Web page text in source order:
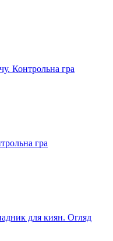
Контрольна гра
гра
для киян. Огляд